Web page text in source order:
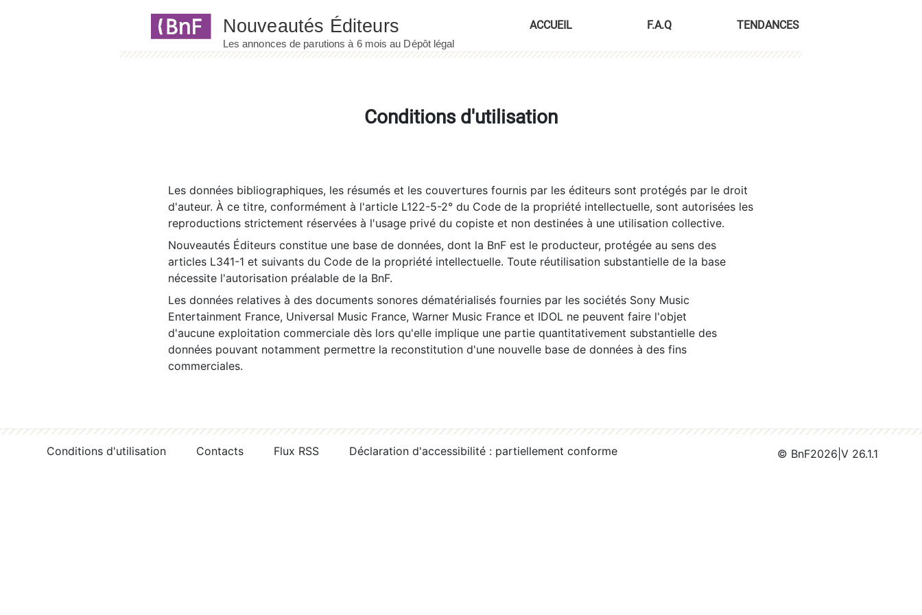
ACCUEIL F.A.Q TENDANCES
Conditions d'utilisation
Les données bibliographiques, les résumés et les couvertures fournis par les éditeurs sont protégés par le droit
d'auteur. À ce titre, conformément à l'article L122-5-2° du Code de la propriété intellectuelle, sont autorisées les
reproductions strictement réservées à l'usage privé du copiste et non destinées à une utilisation collective.
Nouveautés Éditeurs constitue une base de données, dont la BnF est le producteur, protégée au sens des
articles L341-1 et suivants du Code de la propriété intellectuelle. Toute réutilisation substantielle de la base
nécessite l'autorisation préalable de la BnF.
Les données relatives à des documents sonores dématérialisés fournies par les sociétés Sony Music
Entertainment France, Universal Music France, Warner Music France et IDOL ne peuvent faire l'objet
d'aucune exploitation commerciale dès lors qu'elle implique une partie quantitativement substantielle des
données pouvant notamment permettre la reconstitution d'une nouvelle base de données à des fins
commerciales.
Conditions d'utilisation Contacts Flux RSS Déclaration d'accessibilité : partiellement conforme © BnF2026 V 26.1.1